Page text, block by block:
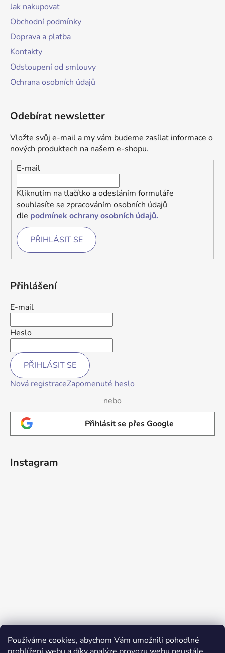
Používáme cookies, abychom Vám umožnili pohodlné
Jak nakupovat
Obchodní podmínky
Doprava a platba
Kontakty
Odstoupení od smlouvy
Ochrana osobních údajů
Odebírat newsletter
Vložte svůj e-mail a my vám budeme zasílat informace o
nových produktech na našem e-shopu.
E-mail
Kliknutím na tlačítko a odesláním formuláře
souhlasíte se zpracováním osobních údajů
dle podmínek ochrany osobních údajů.
PŘIHLÁSIT SE
Přihlášení
E-mail
Heslo
PŘIHLÁSIT SE
Nová registraceZapomenuté heslo
nebo
Přihlásit se přes Google
Instagram
Sledovat na Instagramu